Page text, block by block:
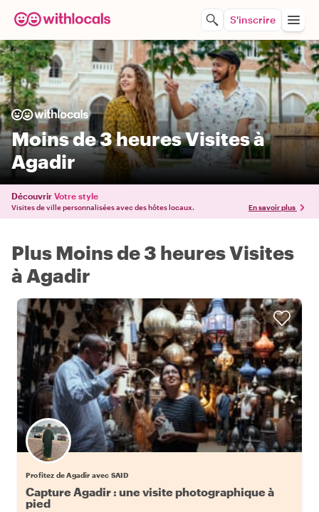
S'inscrire
Moins de 3 heures Visites à
Agadir
Découvrir Votre style
Visites de ville personnalisées avec des hôtes locaux. En savoir plus
Plus Moins de 3 heures Visites
à Agadir
Profitez de Agadir avec SAID
Capture Agadir : une visite photographique à
pied